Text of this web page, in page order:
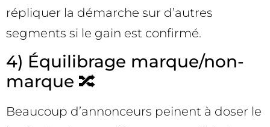
répliquer la démarche sur d’autres
segments si le gain est confirmé.
4) Équilibrage marque/non-
marque 🔀
Beaucoup d’annonceurs peinent à doser le